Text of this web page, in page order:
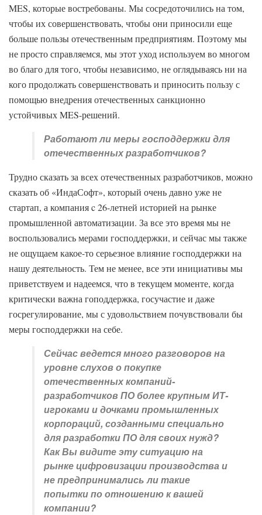
MES, которые востребованы. Мы сосредоточились на том,
чтобы их совершенствовать, чтобы они приносили еще
больше пользы отечественным предприятиям. Поэтому мы
не просто справляемся, мы этот уход используем во многом
во благо для того, чтобы независимо, не оглядываясь ни на
кого продолжать совершенствовать и приносить пользу с
помощью внедрения отечественных санкционно
устойчивых MES-решений.
Работают ли меры господдержки для
отечественных разработчиков?
Трудно сказать за всех отечественных разработчиков, можно
сказать об «ИндаСофт», который очень давно уже не
стартап, а компания c 26-летней историей на рынке
промышленной автоматизации. За все это время мы не
воспользовались мерами господдержки, и сейчас мы также
не ощущаем какое-то серьезное влияние господдержки на
нашу деятельность. Тем не менее, все эти инициативы мы
приветствуем и надеемся, что в текущем моменте, когда
критически важна гоподдержка, госучастие и даже
госрегулирование, мы с удовольствием почувствовали бы
меры господдержки на себе.
Сейчас ведется много разговоров на
уровне слухов о покупке
отечественных компаний-
разработчиков ПО более крупным ИТ-
игроками и дочками промышленных
корпораций, созданными специально
для разработки ПО для своих нужд?
Как Вы видите эту ситуацию на
рынке цифровизации производства и
не предпринимались ли такие
попытки по отношению к вашей
компании?